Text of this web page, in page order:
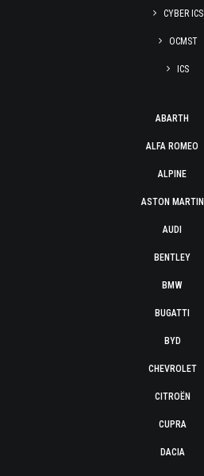
CYBER ICS
OCMST
ICS
ABARTH
ALFA ROMEO
ALPINE
ASTON MARTIN
AUDI
BENTLEY
BMW
BUGATTI
BYD
CHEVROLET
CITROËN
CUPRA
DACIA